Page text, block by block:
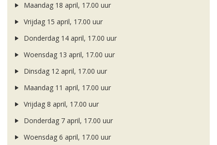
Maandag 18 april, 17.00 uur
Vrijdag 15 april, 17.00 uur
Donderdag 14 april, 17.00 uur
Woensdag 13 april, 17.00 uur
Dinsdag 12 april, 17.00 uur
Maandag 11 april, 17.00 uur
Vrijdag 8 april, 17.00 uur
Donderdag 7 april, 17.00 uur
Woensdag 6 april, 17.00 uur